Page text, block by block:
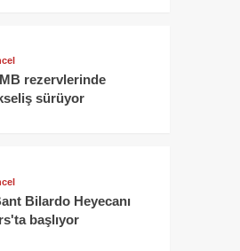
rezervlerinde
sürüyor
Bilardo Heyecanı
başlıyor